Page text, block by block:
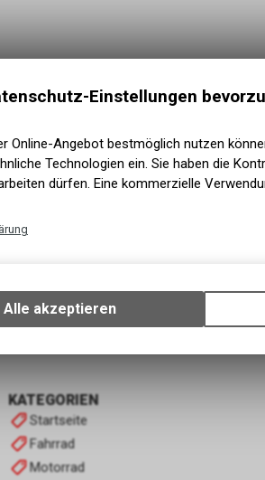
KATEGORIEN
Startseite
Fahrrad
Motorrad
Einstellungen
Online-Angebot bestmöglich nutzen
Technologien ein. Sie haben die
dürfen. Eine kommerzielle
Ihrem Gerät, um die grundlegenden
Verwendung des Warenkorbs, zu
zulassen.
Alle akzeptieren